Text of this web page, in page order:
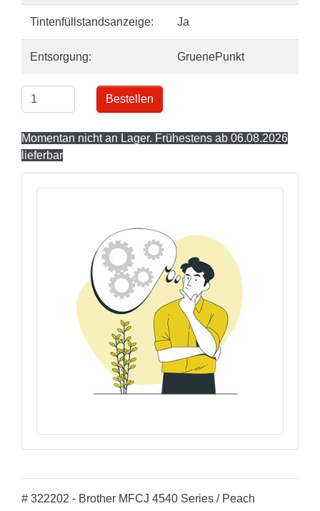
Tintenfüllstandsanzeige: Ja
Entsorgung: GruenePunkt
Bestellen
Momentan nicht an Lager. Frühestens ab 06.08.2026
lieferbar
# 322202 - Brother MFCJ 4540 Series / Peach